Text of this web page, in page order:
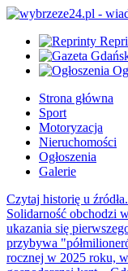
Strona główna
Sport
Motoryzacja
Nieruchomości
Ogłoszenia
Galerie
Czytaj historię u
Solidarność obchodzi
ukazania się
przybywa
rocznej w 2025 roku,